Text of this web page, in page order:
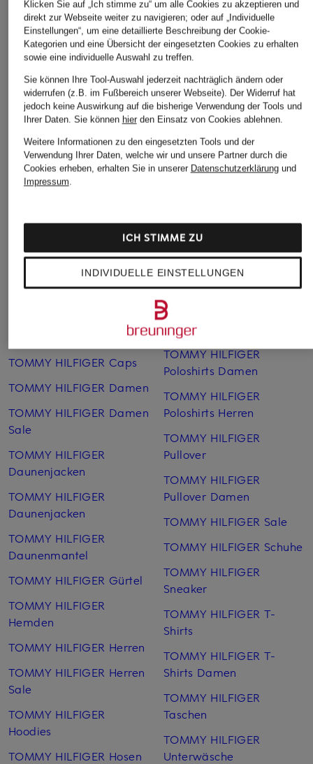
Weitere Kategorien
Blaue TOMMY HILFIGER
Pullover
Pullover für Damen
Graue TOMMY HILFIGER
Rote TOMMY HILFIGER
TOMMY HILFIGER Boots
TOMMY HILFIGER Caps
TOMMY HILFIGER Damen
TOMMY HILFIGER Damen
Sale
TOMMY HILFIGER
Daunenjacken
TOMMY HILFIGER
Daunenjacken
TOMMY HILFIGER
Daunenmantel
TOMMY HILFIGER Gürtel
TOMMY HILFIGER
Hemden
TOMMY HILFIGER Herren
TOMMY HILFIGER Herren
Sale
TOMMY HILFIGER
Hoodies
TOMMY HILFIGER Hosen
TOMMY HILFIGER Kleider
TOMMY HILFIGER Mantel
TOMMY HILFIGER Mantel
Damen
TOMMY HILFIGER Mützen
TOMMY HILFIGER Mützen
TOMMY HILFIGER
Poloshirts Damen
TOMMY HILFIGER
Poloshirts Herren
TOMMY HILFIGER
Pullover
TOMMY HILFIGER
Pullover Damen
TOMMY HILFIGER Sale
TOMMY HILFIGER Schuhe
TOMMY HILFIGER
Sneaker
TOMMY HILFIGER T-
Shirts
TOMMY HILFIGER T-
Shirts Damen
TOMMY HILFIGER
Taschen
TOMMY HILFIGER
Unterwäsche
Klicken Sie auf „Ich stimme zu“ um alle Cookies zu akzeptieren und
direkt zur Webseite weiter zu navigieren; oder auf „Individuelle
Einstellungen“, um eine detaillierte Beschreibung der Cookie-
Kategorien und eine Übersicht der eingesetzten Cookies zu erhalten
sowie eine individuelle Auswahl zu treffen.
Sie können Ihre Tool-Auswahl jederzeit nachträglich ändern oder
widerrufen (z.B. im Fußbereich unserer Webseite). Der Widerruf hat
jedoch keine Auswirkung auf die bisherige Verwendung der Tools und
Ihrer Daten. Sie können hierden Einsatz von Cookies ablehnen.
Weitere Informationen zu den eingesetzten Tools und der
Verwendung Ihrer Daten, welche wir und unsere Partner durch die
Cookies erheben, erhalten Sie in unserer Datenschutzerklärungund
Impressum.
INDIVIDUELLE EINSTELLUNGEN
ICH STIMME ZU